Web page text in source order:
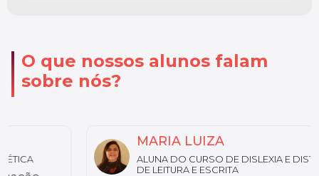
O que nossos alunos falam
sobre nós?
MARIA LUIZA
ALUNA DO CURSO DE DISLEXIA E DISTÚRBIOS
DE LEITURA E ESCRITA